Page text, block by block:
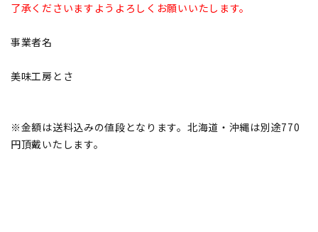
了承くださいますようよろしくお願いいたします。
事業者名
美味工房とさ
※金額は送料込みの値段となります。北海道・沖縄は別途770
円頂戴いたします。